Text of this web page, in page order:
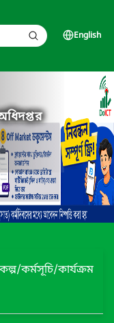
English
কর্মসূচি/কার্যক্রম